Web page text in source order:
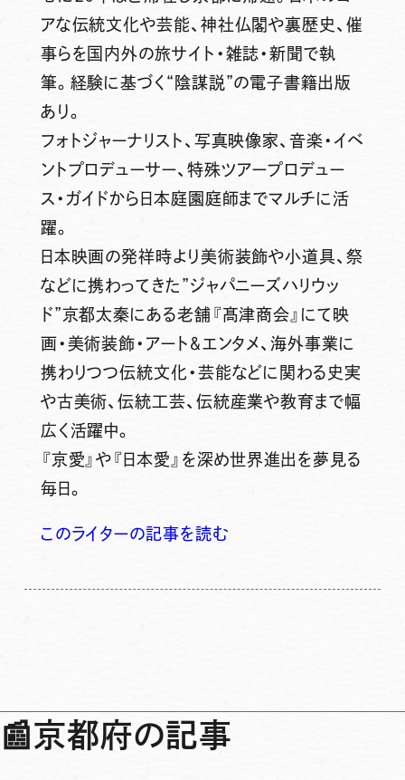
アな伝統文化や芸能、神社仏閣や裏歴史、催
事らを国内外の旅サイト・雑誌・新聞で執
筆。経験に基づく“陰謀説”の電子書籍出版
あり。
フォトジャーナリスト、写真映像家、音楽・イベ
ントプロデューサー、特殊ツアープロデュー
ス・ガイドから日本庭園庭師までマルチに活
躍。
日本映画の発祥時より美術装飾や小道具、祭
などに携わってきた”ジャパニーズハリウッ
ド”京都太秦にある老舗『髙津商会』にて映
画・美術装飾・アート＆エンタメ、海外事業に
携わりつつ伝統文化・芸能などに関わる史実
や古美術、伝統工芸、伝統産業や教育まで幅
広く活躍中。
『京愛』や『日本愛』を深め世界進出を夢見る
毎日。
このライターの記事を読む
📰京都府の記事